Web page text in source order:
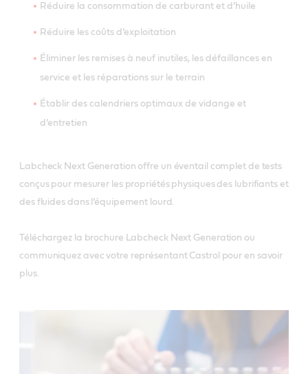
Réduire la consommation de carburant et d’huile
Réduire les coûts d’exploitation
Éliminer les remises à neuf inutiles, les défaillances en
service et les réparations sur le terrain
Établir des calendriers optimaux de vidange et
d’entretien
Labcheck Next Generation offre un éventail complet de tests
conçus pour mesurer les propriétés physiques des lubrifiants et
des fluides dans l’équipement lourd.
Téléchargez la brochure Labcheck Next Generation ou
communiquez avec votre représentant Castrol pour en savoir
plus.